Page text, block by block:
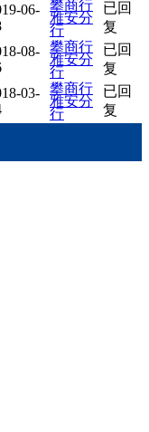
06-
攀商行
雅安分
行
已回
复
08-
攀商行
雅安分
行
已回
复
03-
攀商行
雅安分
行
已回
复